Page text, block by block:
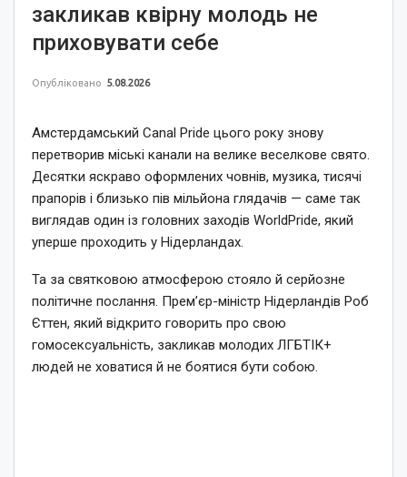
закликав квірну молодь не
приховувати себе
Опубліковано 5.08.2026
Амстердамський Canal Pride цього року знову
перетворив міські канали на велике веселкове свято.
Десятки яскраво оформлених човнів, музика, тисячі
прапорів і близько пів мільйона глядачів — саме так
виглядав один із головних заходів WorldPride, який
уперше проходить у Нідерландах.
Та за святковою атмосферою стояло й серйозне
політичне послання. Прем’єр-міністр Нідерландів Роб
Єттен, який відкрито говорить про свою
гомосексуальність, закликав молодих ЛГБТІК+
людей не ховатися й не боятися бути собою.